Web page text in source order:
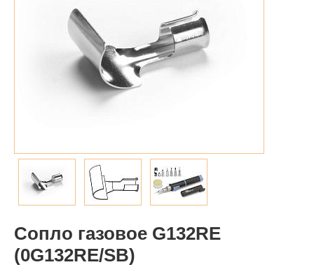
Сопло газовое G132RE
(0G132RE/SB)